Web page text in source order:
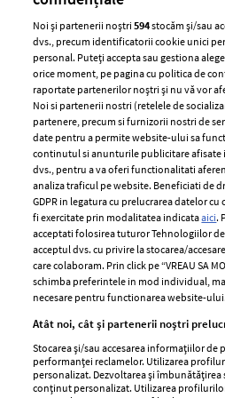
ELLE Style Awards
2024
Despre ELLE
Romania
Contact
Abonamente
GSP
Unica
Baby
Noi și partenerii noștri594stocăm și/sau
dvs., precum identificatorii cookie unici
personal. Puteți accepta sau gestiona
orice moment, pe pagina cu politica de
raportate partenerilor noștri și nu vă vor
Noi si partenerii nostri (retelele de
partenere, precum si furnizorii nostri de
date pentru a permite website-ului sa
continutul si anunturile publicitare
dvs., pentru a va oferi functionalitati
analiza traficul pe website. Beneficiati de
GDPR in legatura cu prelucrarea datelor
fi exercitate prin modalitatea indicataaici.
acceptati folosirea tuturor Tehnologiilor
acceptul dvs. cu privire la stocarea/
care colaboram. Prin click pe “VREAU SA
schimba preferintele in mod individual,
necesare pentru functionarea website-ului.
Atât noi, cât și partenerii noștri
Stocarea și/sau accesarea informațiilor de
performanței reclamelor. Utilizarea
personalizat. Dezvoltarea și
conținut personalizat. Utilizarea